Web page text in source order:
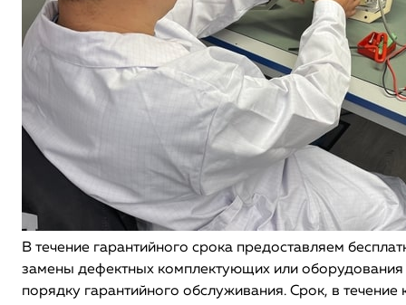
В течение гарантийного срока предоставляем
замены дефектных комплектующих или оборудования
порядку гарантийного обслуживания. Срок, в